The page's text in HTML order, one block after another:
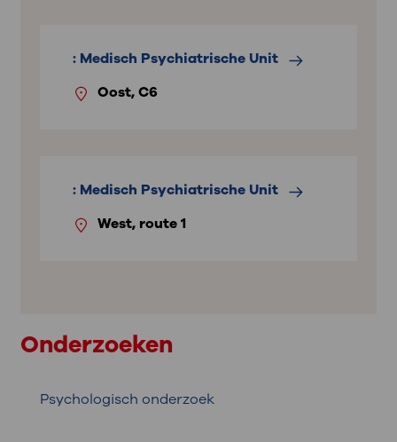
: Medisch Psychiatrische Unit
Oost, C6
: Medisch Psychiatrische Unit
West, route 1
Onderzoeken
Psychologisch onderzoek